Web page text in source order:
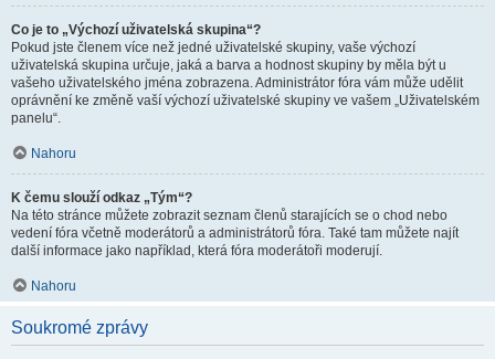
Co je to „Výchozí uživatelská skupina“?
Pokud jste členem více než jedné uživatelské skupiny, vaše výchozí
uživatelská skupina určuje, jaká a barva a hodnost skupiny by měla být u
vašeho uživatelského jména zobrazena. Administrátor fóra vám může udělit
oprávnění ke změně vaší výchozí uživatelské skupiny ve vašem „Uživatelském
panelu“.
Nahoru
K čemu slouží odkaz „Tým“?
Na této stránce můžete zobrazit seznam členů starajících se o chod nebo
vedení fóra včetně moderátorů a administrátorů fóra. Také tam můžete najít
další informace jako například, která fóra moderátoři moderují.
Nahoru
Soukromé zprávy